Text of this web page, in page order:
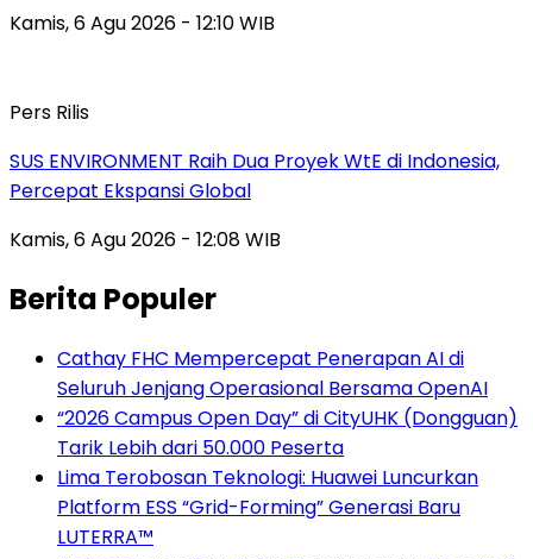
Kamis, 6 Agu 2026 - 12:10 WIB
Pers Rilis
SUS ENVIRONMENT Raih Dua Proyek WtE di Indonesia,
Percepat Ekspansi Global
Kamis, 6 Agu 2026 - 12:08 WIB
Berita Populer
Cathay FHC Mempercepat Penerapan AI di
Seluruh Jenjang Operasional Bersama OpenAI
“2026 Campus Open Day” di CityUHK (Dongguan)
Tarik Lebih dari 50.000 Peserta
Lima Terobosan Teknologi: Huawei Luncurkan
Platform ESS “Grid-Forming” Generasi Baru
LUTERRA™